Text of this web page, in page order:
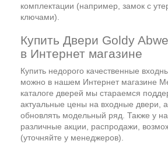
комплектации (например, замок с
ключами).
Купить Двери Goldy
в Интернет магазине
Купить недорого качественные
можно в нашем Интернет магазине
каталоге дверей мы стараемся
актуальные цены на входные двери,
обновлять модельный ряд. Также у
различные акции, распродажи,
(уточняйте у менеджеров).